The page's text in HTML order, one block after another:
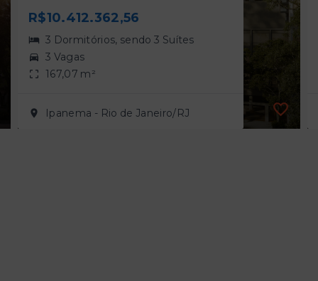
R$10.412.362,56
3 Dormitórios, sendo 3 Suítes
3 Vagas
167,07 m²
Ipanema - Rio de Janeiro/RJ